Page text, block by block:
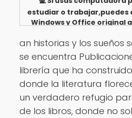
estudiar o trabajar,puedes
Windows y Office original
an historias y los sueños
se encuentra
librería que ha
donde la literatura
un verdadero refugio
de los libros, donde no